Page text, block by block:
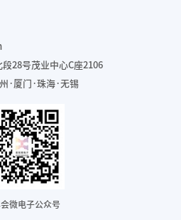
28号茂业中心C座2106
·厦门·珠海·无锡
微电子公众号